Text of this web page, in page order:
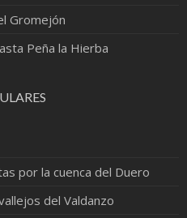
Gromejón
Peña la Hierba
por la cuenca del Duero
del Valdanzo